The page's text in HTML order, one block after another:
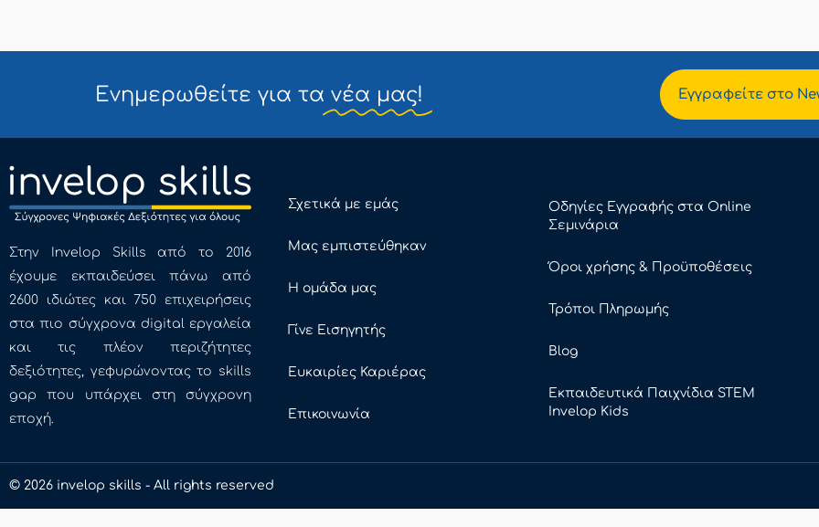
Ενημερωθείτε για τα νέα μας! Εγγραφείτε στο
Στην Invelop Skills από το 2016
έχουμε εκπαιδεύσει πάνω από
2600 ιδιώτες και 750 επιχειρήσεις
στα πιο σύγχρονα digital εργαλεία
και τις πλέον περιζήτητες
δεξιότητες, γεφυρώνοντας το skills
gap που υπάρχει στη σύγχρονη
εποχή.
Σχετικά με εμάς
Μας εμπιστεύθηκαν
Η ομάδα μας
Γίνε Εισηγητής
Ευκαιρίες Καριέρας
Επικοινωνία
Οδηγίες Εγγραφής στα Online
Σεμινάρια
Όροι χρήσης & Προϋποθέσεις
Τρόποι Πληρωμής
Blog
Εκπαιδευτικά Παιχνίδια STEM
Invelop Kids
© 2026 invelop skills - All rights reserved